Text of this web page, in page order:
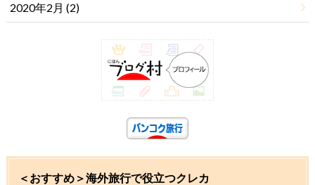
2020年2月 (2)
＜おすすめ＞海外旅行で役立つクレカ